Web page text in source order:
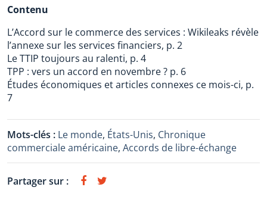
Contenu
L’Accord sur le commerce des services : Wikileaks révèle
l’annexe sur les services financiers, p. 2
Le TTIP toujours au ralenti, p. 4
TPP : vers un accord en novembre ? p. 6
Études économiques et articles connexes ce mois-ci, p.
7
Mots-clés : Le monde, États-Unis, Chronique
commerciale américaine, Accords de libre-échange
Partager sur :